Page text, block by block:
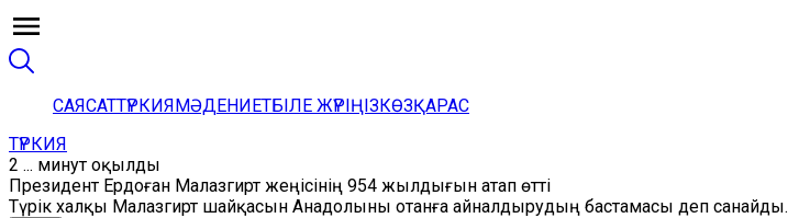
САЯСАТТҮРКИЯМӘДЕНИЕТБІЛЕ ЖҮРІҢІЗКӨЗҚАРАС
ТҮРКИЯ
2 ... минут оқылды
Президент Ердоған Малазгирт жеңісінің 954 жылдығын атап өтті
Түрік халқы Малазгирт шайқасын Анадолыны отанға айналдырудың бастамасы деп санайды.